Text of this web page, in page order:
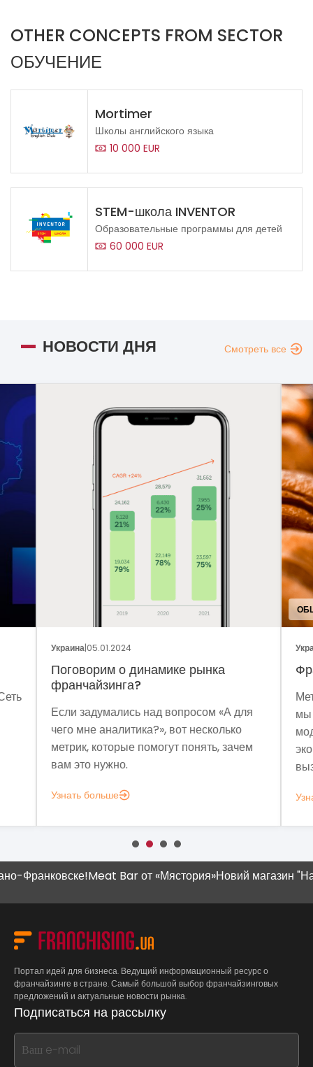
OTHER CONCEPTS FROM SECTOR
ОБУЧЕНИЕ
Mortimer
Школы английского языка
10 000 EUR
STEM-школа INVENTOR
Образовательные программы для детей
60 000 EUR
НОВОСТИ ДНЯ Смотреть все
Украина|05.01.2024
Поговорим о динамике рынка
франчайзинга?
Если задумались над вопросом «А для
чего мне аналитика?», вот несколько
метрик, которые помогут понять, зачем
вам это нужно.
Узнать больше
мы
Meat Bar от «Мястория»Новий магазин "Наш
Портал идей для бизнеса. Ведущий информационный ресурс о
франчайзинге в стране. Самый большой выбор франчайзинговых
предложений и актуальные новости рынка.
Подписаться на рассылку
If
you